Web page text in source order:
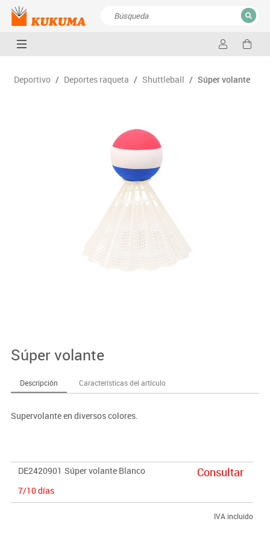
CERRAR
Deportivo / Deportes raqueta / Shuttleball / Súper volante
Súper volante
Descripción Características del artículo
Supervolante en diversos colores.
DE2420901 Súper volante Blanco
7/10 días
Consultar
IVA incluido